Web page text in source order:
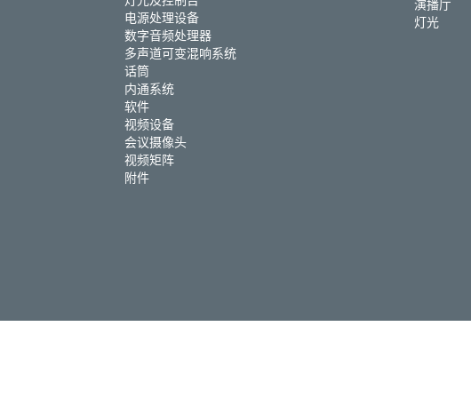
电源处理设备
数字音频处理器
多声道可变混响系统
话筒
内通系统
软件
视频设备
会议摄像头
视频矩阵
附件
演播厅
灯光